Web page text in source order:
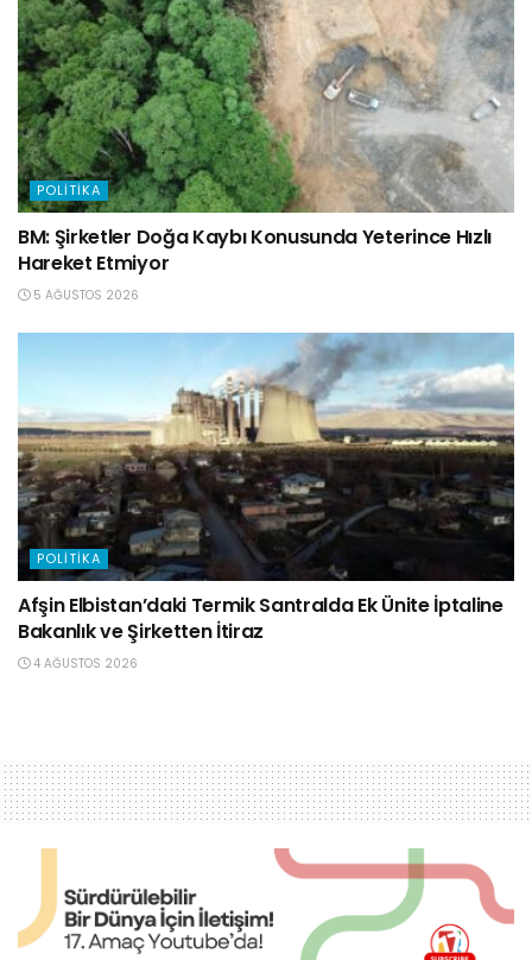
POLITIKA
BM: Şirketler Doğa Kaybı Konusunda Yeterince Hızlı
Hareket Etmiyor
5 AĞUSTOS 2026
POLITIKA
Afşin Elbistan’daki Termik Santralda Ek Ünite İptaline
Bakanlık ve Şirketten İtiraz
4 AĞUSTOS 2026